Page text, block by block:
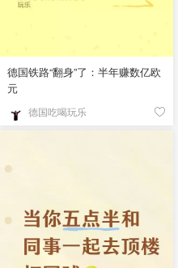
德国铁路“翻身”了：半年赚数亿欧
元
德国吃喝玩乐